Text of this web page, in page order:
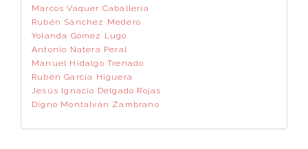
Marcos Vaquer Caballería
Rubén Sánchez Medero
Yolanda Gómez Lugo
Antonio Natera Peral
Manuel Hidalgo Trenado
Rubén García Higuera
Jesús Ignacio Delgado Rojas
Digno Montalván Zambrano